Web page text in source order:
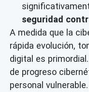
seguridad
A medida que la
rápida evolución,
digital es
de progreso
personal